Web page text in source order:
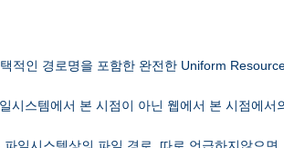
적인 경로명을 포함한 완전한 Uniform
시스템에서 본 시점이 아닌 웹에서 본 시점에서